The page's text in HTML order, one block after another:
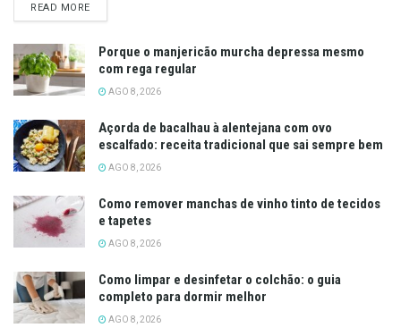
READ MOREDETAILS
Porque o manjericão murcha depressa mesmo
com rega regular
AGO 8, 2026
Açorda de bacalhau à alentejana com ovo
escalfado: receita tradicional que sai sempre bem
AGO 8, 2026
Como remover manchas de vinho tinto de tecidos
e tapetes
AGO 8, 2026
Como limpar e desinfetar o colchão: o guia
completo para dormir melhor
AGO 8, 2026